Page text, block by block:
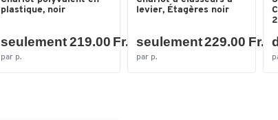
plastique, noir
seulement 219.00 Fr.
par p.
levier, Étagères noir
seulement 229.00 Fr.
par p.